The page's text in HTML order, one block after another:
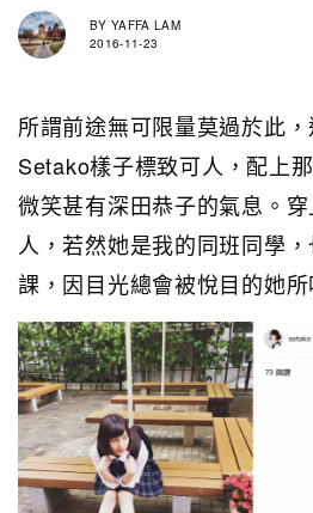
BY YAFFA LAM
2016-11-23
所謂前途無可限量莫過於此
Setako樣子標致可人，配上
微笑甚有深田恭子的氣息。
人，若然她是我的同班同學
課，因目光總會被悅目的她所